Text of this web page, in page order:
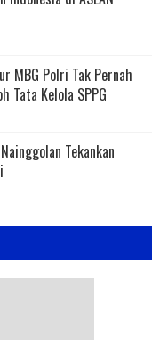
MBG Polri Tak Pernah
Tata Kelola SPPG
Tekankan